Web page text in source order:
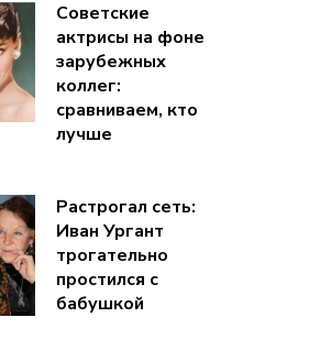
Советские
актрисы на фоне
зарубежных
коллег:
сравниваем, кто
лучше
Растрогал сеть:
Иван Ургант
трогательно
простился с
бабушкой